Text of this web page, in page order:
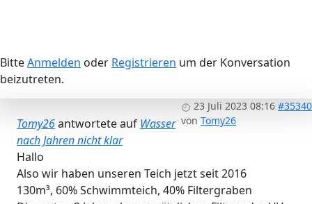
BitteAnmelden oder Registrieren um der Konversation
beizutreten.
23 Juli 2023 08:16 #35340
von Tomy26
Tomy26antwortete auf Wasser
nach Jahren nicht klar
Hallo
Also wir haben unseren Teich jetzt seit 2016
130m³, 60% Schwimmteich, 40% Filtergraben